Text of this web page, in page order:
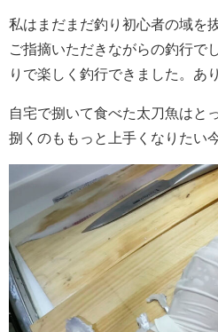
私はまだまだ釣り初心者の域を
ご指摘いただきながらの釣行で
りで楽しく釣行できました。あ
自宅で捌いて食べた太刀魚はと
捌くのももっと上手くなりたい